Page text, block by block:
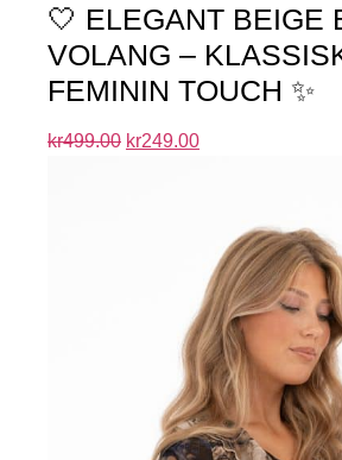
🤍 ELEGANT BEIGE
VOLANG –
FEMININ TOUCH ✨
kr499.00 kr249.00